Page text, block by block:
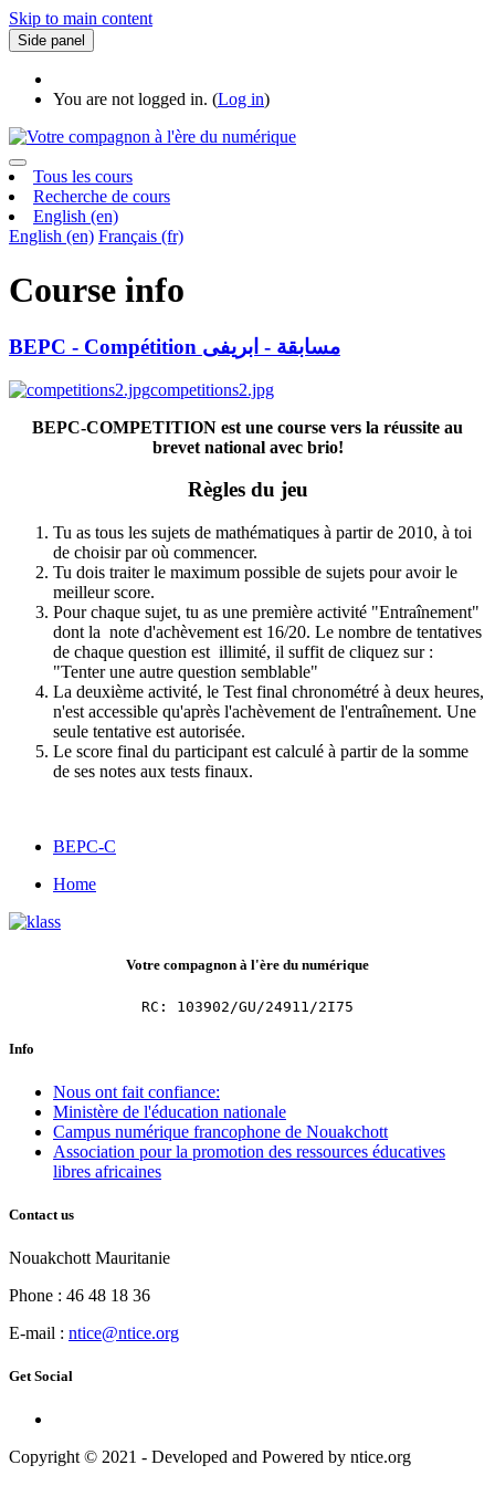
Skip to main content
Side panel
You are not logged in. (Log in)
Tous les cours
Recherche de cours
English ‎(en)‎
English ‎(en)‎ Français ‎(fr)‎
Course info
BEPC - Compétition مسابقة - ابريفى
competitions2.jpg
BEPC-COMPETITION est une course vers la réussite au
brevet national avec brio!
Règles du jeu
Tu as tous les sujets de mathématiques à partir de 2010, à toi
de choisir par où commencer.
Tu dois traiter le maximum possible de sujets pour avoir le
meilleur score.
Pour chaque sujet, tu as une première activité "Entraînement"
dont la note d'achèvement est 16/20. Le nombre de tentatives
de chaque question est illimité, il suffit de cliquez sur :
"Tenter une autre question semblable"
La deuxième activité, le Test final chronométré à deux heures,
n'est accessible qu'après l'achèvement de l'entraînement. Une
seule tentative est autorisée.
Le score final du participant est calculé à partir de la somme
de ses notes aux tests finaux.
BEPC-C
Home
Votre compagnon à l'ère du numérique
RC: 103902/GU/24911/2I75
Info
Nous ont fait confiance:
Ministère de l'éducation nationale
Campus numérique francophone de Nouakchott
Association pour la promotion des ressources éducatives
libres africaines
Contact us
Nouakchott Mauritanie
Phone : 46 48 18 36
E-mail : ntice@ntice.org
Get Social
Copyright © 2021 - Developed and Powered by ntice.org